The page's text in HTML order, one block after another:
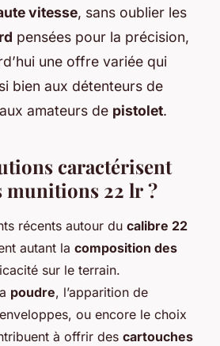
vitesse, sans oublier les
pensées pour la précision,
une offre variée qui
bien aux détenteurs de
amateurs de pistolet.
caractérisent
munitions 22 lr ?
récents autour du calibre 22
autant la composition des
sur le terrain.
poudre, l’apparition de
ou encore le choix
à offrir des cartouches